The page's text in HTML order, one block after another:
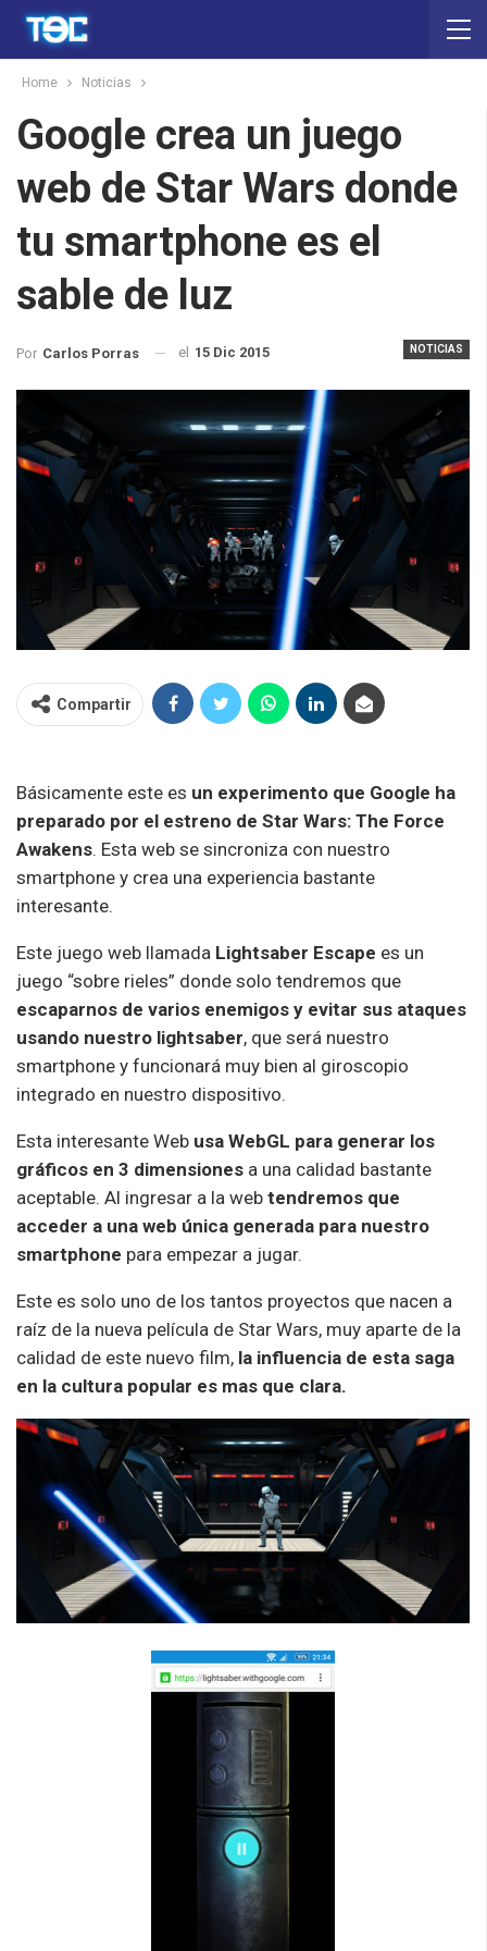
Home Noticias
Google crea un juego
web de Star Wars donde
tu smartphone es el
sable de luz
NOTICIAS
Por Carlos Porras el 15 Dic 2015
Compartir
Básicamente este es un experimento que Google ha
preparado por el estreno de Star Wars: The Force
Awakens. Esta web se sincroniza con nuestro
smartphone y crea una experiencia bastante
interesante.
Este juego web llamada Lightsaber Escape es un
juego “sobre rieles” donde solo tendremos que
escaparnos de varios enemigos y evitar sus ataques
usando nuestro lightsaber, que será nuestro
smartphone y funcionará muy bien al giroscopio
integrado en nuestro dispositivo.
Esta interesante Web usa WebGL para generar los
gráficos en 3 dimensiones a una calidad bastante
aceptable. Al ingresar a la web tendremos que
acceder a una web única generada para nuestro
smartphone para empezar a jugar.
Este es solo uno de los tantos proyectos que nacen a
raíz de la nueva película de Star Wars, muy aparte de la
calidad de este nuevo film, la influencia de esta saga
en la cultura popular es mas que clara.